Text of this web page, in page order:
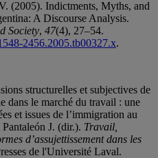
(2005). Indictments, Myths, and
A Discourse Analysis.
Society, 47(4), 27–54.
2456.2005.tb00327.x.
structurelles et subjectives de
dans le marché du travail : une
et issues de l’immigration au
J. (dir.). Travail,
d’assujettissement dans les
de l'Université Laval.